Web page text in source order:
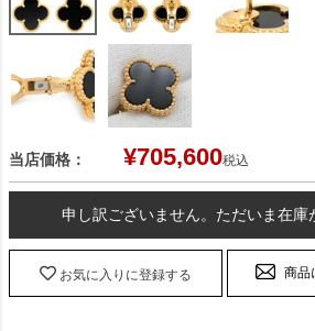
当店価格： ¥705,600税込
申し訳ございません。ただいま在庫
お気に入りに登録する 商品